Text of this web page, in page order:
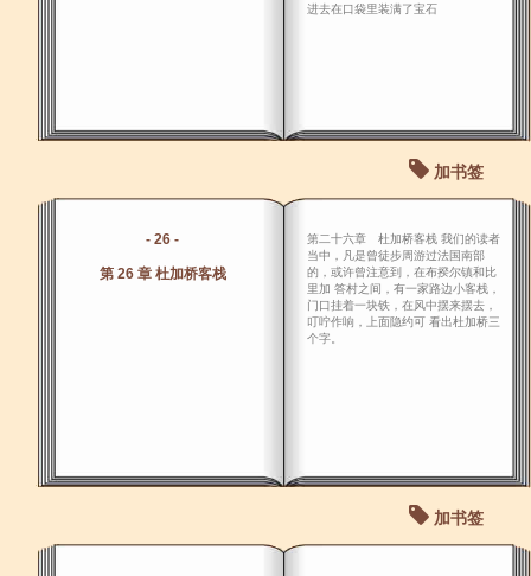
进去在口袋里装满了宝石
加书签
- 26 -
第 26 章 杜加桥客栈
第二十六章 杜加桥客栈 我们的读者
当中，凡是曾徒步周游过法国南部
的，或许曾注意到，在布揆尔镇和比
里加 答村之间，有一家路边小客栈，
门口挂着一块铁，在风中摆来摆去，
叮咛作响，上面隐约可 看出杜加桥三
个字。
加书签